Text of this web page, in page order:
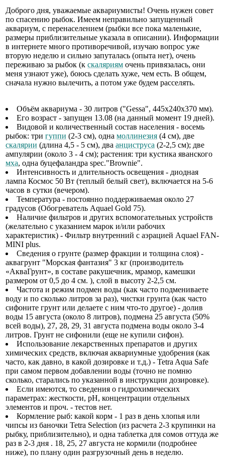
Доброго дня, уважаемые аквариумисты! Очень нужен совет
по спасению рыбок. Имеем неправильно запущенный
аквариум, с перенаселением (рыбки все пока маленькие,
размеры приблизительные указала в описании). Информации
в интернете много противоречивой, изучаю вопрос уже
вторую неделю и сильно запуталась (опыта нет), очень
переживаю за рыбок (к скаляриям очень привязалась, они
меня узнают уже), боюсь сделать хуже, чем есть. В общем,
сначала нужно вылечить, а потом уже будем расселять.
Объём аквариума - 30 литров ("Gessa", 445х240х370 мм).
Его возраст - запущен 13.08 (на данный момент 19 дней).
Видовой и количественный состав населения - восемь
рыбок: три гуппи (2-3 см), одна моллинезия (4 см), две
скалярии (длина 4,5 - 5 см), два анциструса (2-2,5 см); две
ампулярии (около 3 - 4 см); растения: три кустика яванского
мха, одна буцефаландра spec."Brownie".
Интенсивность и длительность освещения - диодная
лампа Космос 50 Вт (теплый белый свет), включается на 5-6
часов в сутки (вечером).
Температура - постоянно поддерживаемая около 27
градусов (Обогреватель Aquael Gold 75).
Наличие фильтров и других вспомогательных устройств
(желательно с указанием марок и/или рабочих
характеристик) - Фильтр внутренний с аэрацией Aquael FAN-
MINI plus.
Сведения о грунте (размер фракции и толщина слоя) -
аквагрунт "Морская фантазия" 3 кг (производитель
«АкваГрунт», в составе ракушечник, мрамор, камешки
размером от 0,5 до 4 см. ), слой в высоту 2-2,5 см.
Частота и режим подмен воды (как часто подмениваете
воду и по сколько литров за раз), чистки грунта (как часто
сифоните грунт или делаете с ним что-то другое) - долив
воды 15 августа (около 8 литров), подмена 25 августа (50%
всей воды), 27, 28, 29, 31 августа подмена воды около 3-4
литров. Грунт не сифонили (еще не купили сифон).
Использование лекарственных препаратов и других
химических средств, включая аквариумные удобрения (как
часто, как давно, в какой дозировке и т.д.) - Tetra Aqua Safe
при самом первом добавлении воды (точно не помню
сколько, старались по указанной в инструкции дозировке).
Если имеются, то сведения о гидрохимических
параметрах: жесткости, рН, концентрации отдельных
элементов и проч. - тестов нет.
Кормление рыб: какой корм - 1 раз в день хлопья или
чипсы из баночки Tetra Selection (из расчета 2-3 крупинки на
рыбку, приблизительно), и одна таблетка для сомов оттуда же
раз в 2-3 дня . 18, 25, 27 августа не кормили (подробнее
ниже), по плану один разгрузочный день в неделю.